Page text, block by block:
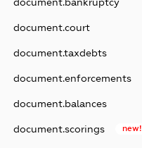
document.court
document.taxdebts
document.enforcements
document.balances
document.scorings new!